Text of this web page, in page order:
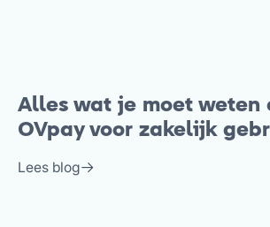
Alles wat je moet weten
OVpay voor zakelijk
Lees blog